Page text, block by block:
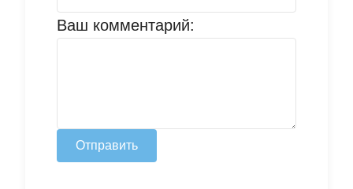
Ваш комментарий:
Отправить